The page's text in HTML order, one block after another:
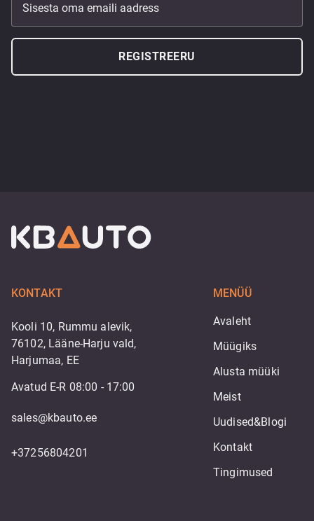
Sisesta oma emaili aadress
REGISTREERU
KONTAKT
Kooli 10, Rummu alevik,
76102, Lääne-Harju vald,
Harjumaa, EE
Avatud E-R 08:00 - 17:00
sales@kbauto.ee
+37256804201
MENÜÜ
Avaleht
Müügiks
Alusta müüki
Meist
Uudised&Blogi
Kontakt
Tingimused